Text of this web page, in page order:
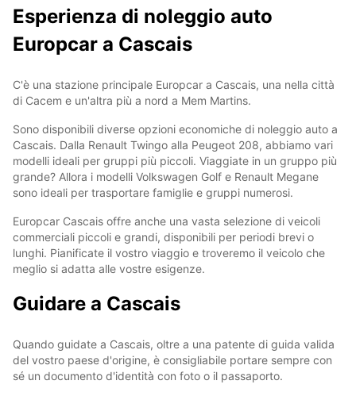
Esperienza di noleggio auto
Europcar a Cascais
C'è una stazione principale Europcar a Cascais, una nella città
di Cacem e un'altra più a nord a Mem Martins.
Sono disponibili diverse opzioni economiche di noleggio auto a
Cascais. Dalla Renault Twingo alla Peugeot 208, abbiamo vari
modelli ideali per gruppi più piccoli. Viaggiate in un gruppo più
grande? Allora i modelli Volkswagen Golf e Renault Megane
sono ideali per trasportare famiglie e gruppi numerosi.
Europcar Cascais offre anche una vasta selezione di veicoli
commerciali piccoli e grandi, disponibili per periodi brevi o
lunghi. Pianificate il vostro viaggio e troveremo il veicolo che
meglio si adatta alle vostre esigenze.
Guidare a Cascais
Quando guidate a Cascais, oltre a una patente di guida valida
del vostro paese d'origine, è consigliabile portare sempre con
sé un documento d'identità con foto o il passaporto.